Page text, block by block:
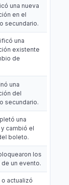
una nueva
en el
secundario.
una
existente
de
una
del
secundario.
una
cambió el
boleto.
los
un evento.
actualizó